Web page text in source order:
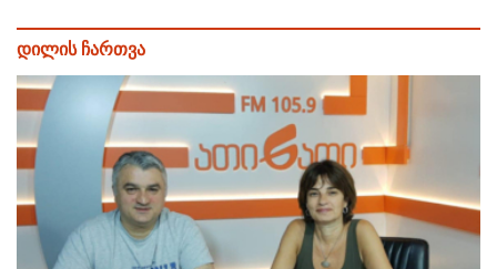
დილის ჩართვა